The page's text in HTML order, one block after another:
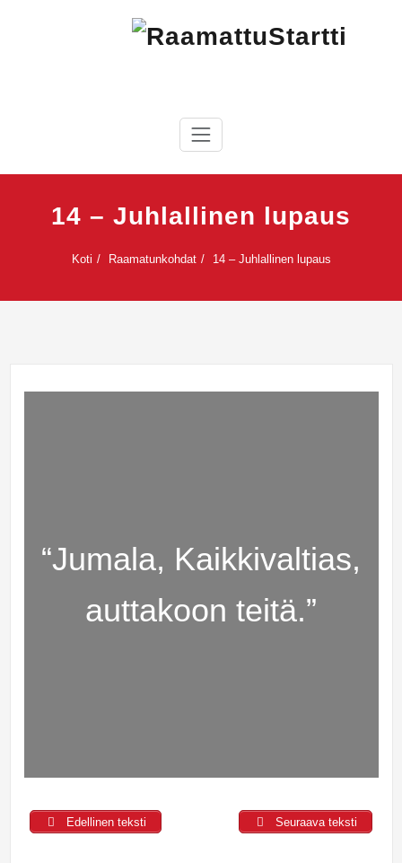
RaamattuStartti
14 – Juhlallinen lupaus
Koti Raamatunkohdat 14 – Juhlallinen lupaus
“Jumala, Kaikkivaltias,
auttakoon teitä.”
Edellinen teksti Seuraava teksti